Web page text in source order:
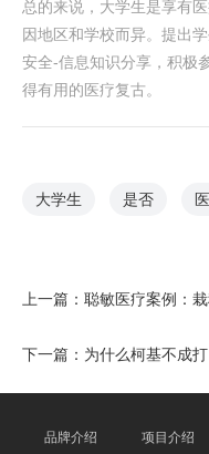
总的来说，大学生是享有
因地区和学校而异。提出
安全-信息知识分享，积极
得有用的医疗复古。
大学生 是否
上一篇： 聪敏医疗案例：
下一篇： 为什么柯基不成打
品牌介绍 项目介绍